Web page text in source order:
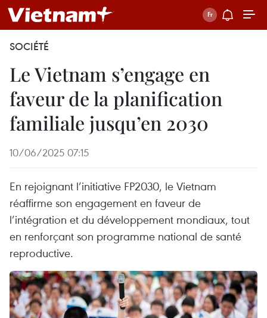
SOCIÉTÉ
Le Vietnam s’engage en
faveur de la planification
familiale jusqu’en 2030
10/06/2025 07:15
En rejoignant l’initiative FP2030, le Vietnam
réaffirme son engagement en faveur de
l’intégration et du développement mondiaux, tout
en renforçant son programme national de santé
reproductive.